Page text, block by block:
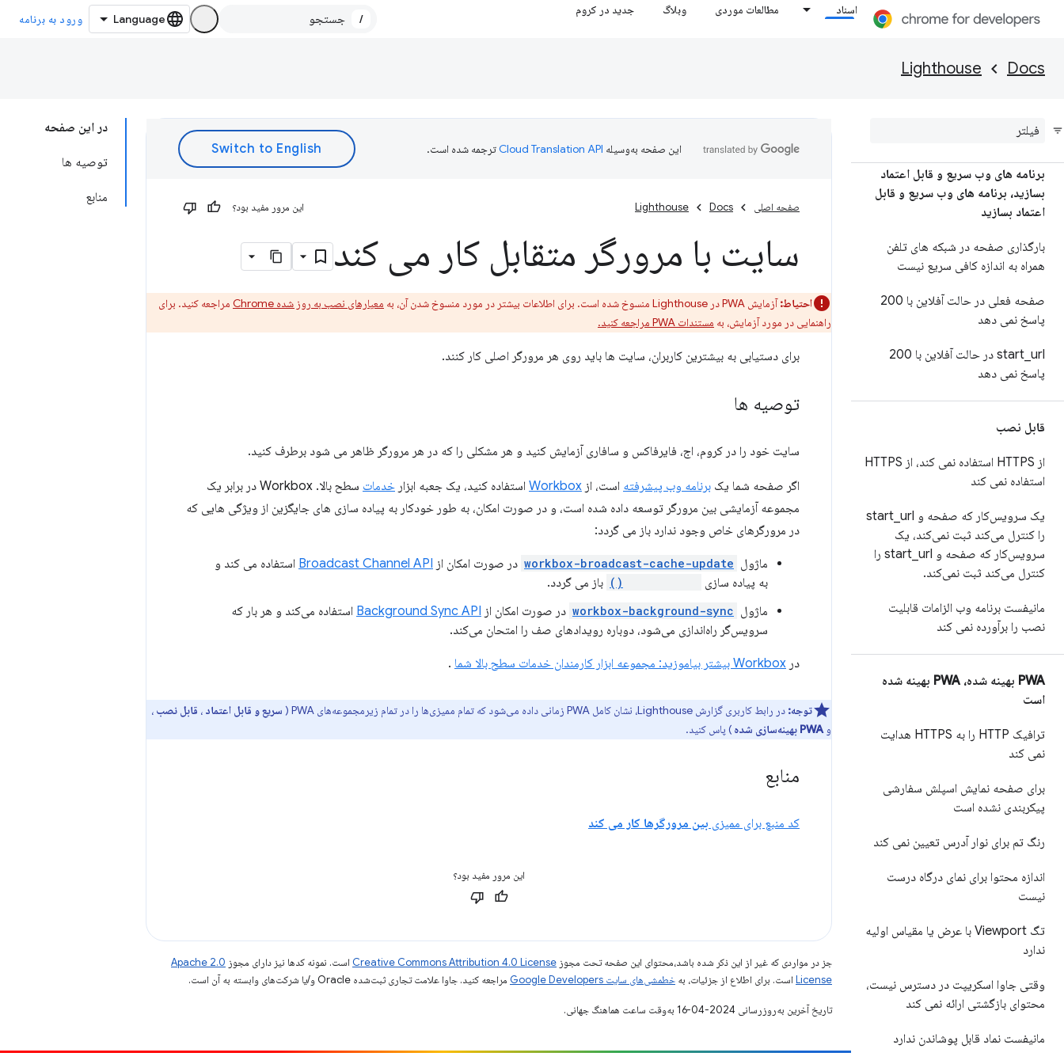
اسناد مطالعات موردی وبلاگ جدید در کروم
/ ورود به برنامه
Docs
Lighthouse
برنامه های وب سریع و قابل اعتماد
بسازید، برنامه های وب سریع و قابل
اعتماد بسازید
بارگذاری صفحه در شبکه های تلفن
همراه به اندازه کافی سریع نیست
صفحه فعلی در حالت آفلاین با 200
پاسخ نمی دهد
start
url در حالت آفلاین با 200
پاسخ نمی دهد
قابل نصب
از HTTPS استفاده نمی کند، از HTTPS
استفاده نمی کند
یک سرویس‌کار که صفحه و start url
را کنترل می‌کند ثبت نمی‌کند، یک
سرویس‌کار که صفحه و start
url را
کنترل می‌کند ثبت نمی‌کند.
مانیفست برنامه وب الزامات قابلیت
نصب را برآورده نمی کند
PWA بهینه شده، PWA بهینه شده
است
ترافیک HTTP را به HTTPS هدایت
نمی کند
برای صفحه نمایش اسپلش سفارشی
پیکربندی نشده است
رنگ تم برای نوار آدرس تعیین نمی کند
اندازه محتوا برای نمای درگاه درست
نیست
تگ Viewport با عرض یا مقیاس اولیه
ندارد
وقتی جاوا اسکریپت در دسترس نیست،
محتوای بازگشتی ارائه نمی کند
مانیفست نماد قابل پوشاندن ندارد
در این صفحه
توصیه ها
منابع
این صفحه به‌وسیله ترجمه شده است.
صفحه اصلی Docs
Lighthouse این مرور مفید بود؟
سایت با مرورگر متقابل کار می کند
احتیاط:آزمایش PWA در Lighthouse منسوخ شده است. برای اطلاعات بیشتر در مورد منسوخ شدن آن، به معیارهای نصب به روز شده Chrome
مراجعه کنید. برای
راهنمایی در مورد آزمایش، به مستندات PWA مراجعه کنید.
برای دستیابی به بیشترین کاربران، سایت ها باید روی هر مرورگر اصلی کار کنند.
توصیه ها
سایت خود را در کروم، اج، فایرفاکس و سافاری آزمایش کنید و هر مشکلی را که در هر مرورگر ظاهر می شود برطرف کنید.
اگر صفحه شما یک برنامه وب پیشرفته است، از Workbox استفاده کنید، یک جعبه ابزار خدمات
سطح بالا. Workbox در برابر یک
مجموعه آزمایشی بین مرورگر توسعه داده شده است، و در صورت امکان، به طور خودکار به پیاده سازی های جایگزین از ویژگی هایی که
در مرورگرهای خاص وجود ندارد باز می گردد:
ماژول workbox-broadcast-cache-update در صورت امکان از Broadcast Channel API استفاده می کند و
به پیاده سازی
باز می گردد.
ماژول workbox-background-sync در صورت امکان از Background Sync API استفاده می‌کند و هر بار که
سرویس‌گر راه‌اندازی می‌شود، دوباره رویدادهای صف را امتحان می‌کند.
در Workbox بیشتر بیاموزید: مجموعه ابزار کارمندان خدمات سطح بالا شما .
توجه: در رابط کاربری گزارش Lighthouse، نشان کامل PWA زمانی داده می‌شود که تمام ممیزی‌ها را در تمام زیرمجموعه‌های PWA ( سریع و قابل اعتماد ، قابل نصب ،
وPWA بهینه‌سازی شده ) پاس کنید.
منابع
کد منبع برای ممیزی بین مرورگرها کار می کند
این مرور مفید بود؟
جز در مواردی که غیر از این ذکر شده باشد،‌محتوای این صفحه تحت مجوز Creative Commons Attribution 4.0 License است. نمونه کدها نیز دارای مجوز Apache 2.0
License است. برای اطلاع از جزئیات، به خطمشی‌های سایت Google Developers‏ مراجعه کنید. جاوا علامت تجاری ثبت‌شده Oracle و/یا شرکت‌های وابسته به آن است.
تاریخ آخرین به‌روزرسانی 2024-04-16 به‌وقت ساعت هماهنگ جهانی.